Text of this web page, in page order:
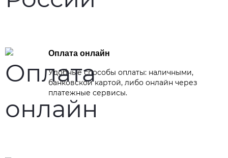
Оплата онлайн
Удобные способы оплаты: наличными,
банковской картой, либо онлайн через
платежные сервисы.